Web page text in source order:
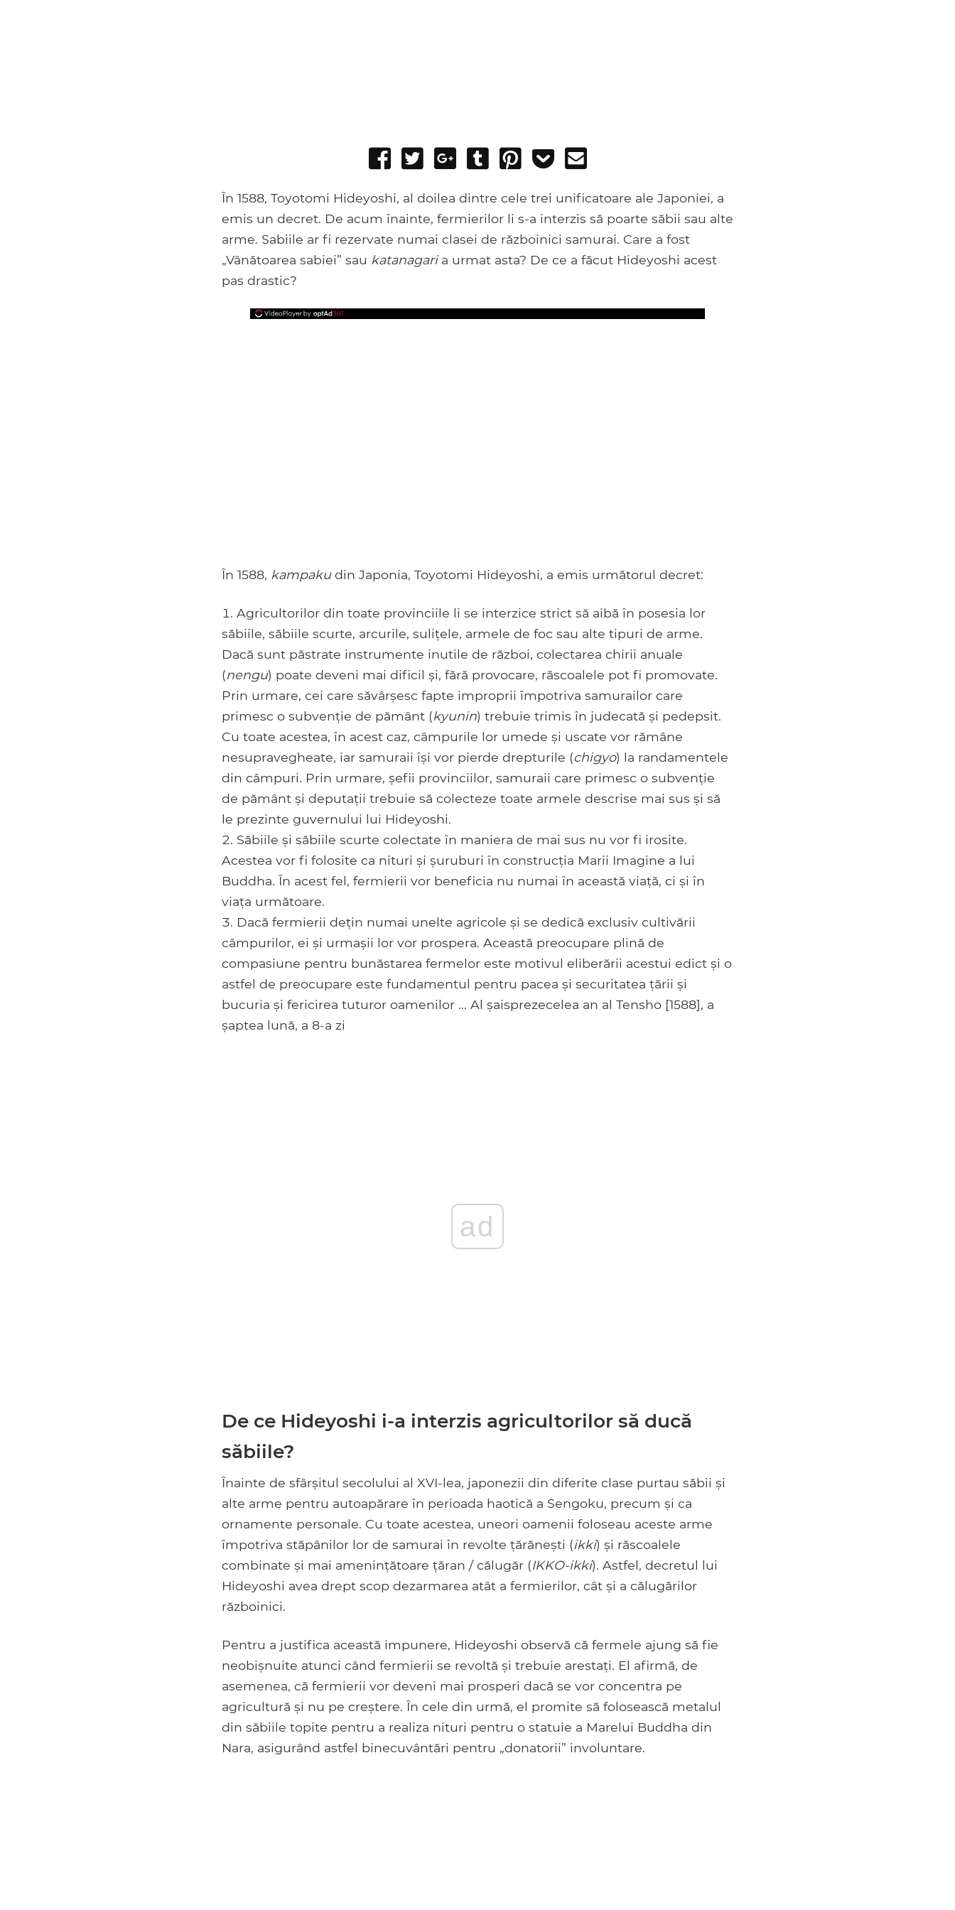
Share
Facebook
Tweet
Share
Google+
Post
Tumblr
Pin
Add
Pocket
În 1588, Toyotomi Hideyoshi, al doilea dintre cele trei unificatoare ale Japoniei, a
emis un decret. De acum înainte, fermierilor li s-a interzis să poarte săbii sau alte
arme. Sabiile ar fi rezervate numai clasei de războinici samurai. Care a fost
„Vânătoarea sabiei” sau katanagaria urmat asta? De ce a făcut Hideyoshi acest
pas drastic?
În 1588, kampakudin Japonia, Toyotomi Hideyoshi, a emis următorul decret:
Agricultorilor din toate provinciile li se interzice strict să aibă în posesia lor
săbiile, săbiile scurte, arcurile, sulițele, armele de foc sau alte tipuri de arme.
Dacă sunt păstrate instrumente inutile de război, colectarea chirii anuale
(nengu) poate deveni mai dificil și, fără provocare, răscoalele pot fi promovate.
Prin urmare, cei care săvârșesc fapte improprii împotriva samurailor care
primesc o subvenție de pământ (kyunin) trebuie trimis în judecată și pedepsit.
Cu toate acestea, în acest caz, câmpurile lor umede și uscate vor rămâne
nesupravegheate, iar samuraii își vor pierde drepturile (chigyo) la randamentele
din câmpuri. Prin urmare, șefii provinciilor, samuraii care primesc o subvenție
de pământ și deputații trebuie să colecteze toate armele descrise mai sus și să
le prezinte guvernului lui Hideyoshi.
Săbiile și săbiile scurte colectate în maniera de mai sus nu vor fi irosite.
Acestea vor fi folosite ca nituri și șuruburi în construcția Marii Imagine a lui
Buddha. În acest fel, fermierii vor beneficia nu numai în această viață, ci și în
viața următoare.
Dacă fermierii dețin numai unelte agricole și se dedică exclusiv cultivării
câmpurilor, ei și urmașii lor vor prospera. Această preocupare plină de
compasiune pentru bunăstarea fermelor este motivul eliberării acestui edict și o
astfel de preocupare este fundamentul pentru pacea și securitatea țării și
bucuria și fericirea tuturor oamenilor ... Al șaisprezecelea an al Tensho [1588], a
șaptea lună, a 8-a zi
ad
De ce Hideyoshi i-a interzis agricultorilor să ducă
săbiile?
Înainte de sfârșitul secolului al XVI-lea, japonezii din diferite clase purtau săbii și
alte arme pentru autoapărare în perioada haotică a Sengoku, precum și ca
ornamente personale. Cu toate acestea, uneori oamenii foloseau aceste arme
împotriva stăpânilor lor de samurai în revolte țărănești (ikki) și răscoalele
combinate și mai amenințătoare țăran / călugăr (IKKO-ikki). Astfel, decretul lui
Hideyoshi avea drept scop dezarmarea atât a fermierilor, cât și a călugărilor
războinici.
Pentru a justifica această impunere, Hideyoshi observă că fermele ajung să fie
neobișnuite atunci când fermierii se revoltă și trebuie arestați. El afirmă, de
asemenea, că fermierii vor deveni mai prosperi dacă se vor concentra pe
agricultură și nu pe creștere. În cele din urmă, el promite să folosească metalul
din săbiile topite pentru a realiza nituri pentru o statuie a Marelui Buddha din
Nara, asigurând astfel binecuvântări pentru „donatorii” involuntare.